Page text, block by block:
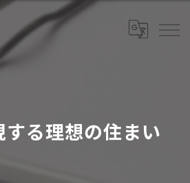
る理想の住まい